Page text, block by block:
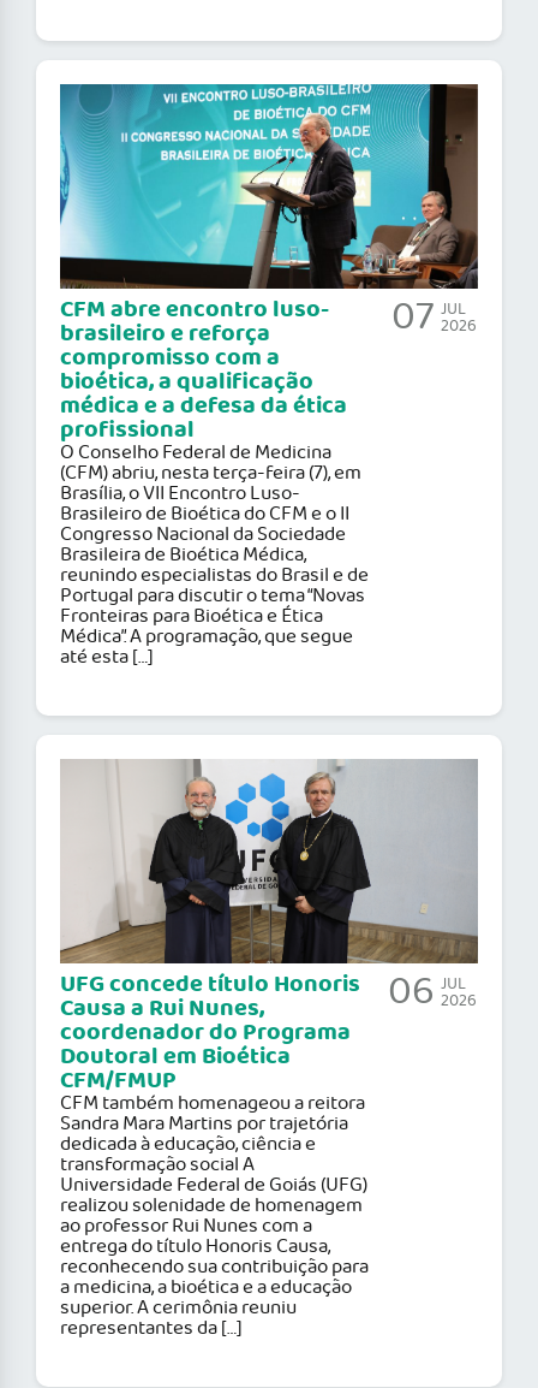
CFM abre encontro luso-
brasileiro e reforça
compromisso com a
bioética, a qualificação
médica e a defesa da ética
profissional
O Conselho Federal de Medicina
(CFM) abriu, nesta terça-feira (7), em
Brasília, o VII Encontro Luso-
Brasileiro de Bioética do CFM e o II
Congresso Nacional da Sociedade
Brasileira de Bioética Médica,
reunindo especialistas do Brasil e de
Portugal para discutir o tema “Novas
Fronteiras para Bioética e Ética
Médica”. A programação, que segue
até esta […]
07 JUL
2026
UFG concede título Honoris
Causa a Rui Nunes,
coordenador do Programa
Doutoral em Bioética
CFM/FMUP
CFM também homenageou a reitora
Sandra Mara Martins por trajetória
dedicada à educação, ciência e
transformação social A
Universidade Federal de Goiás (UFG)
realizou solenidade de homenagem
ao professor Rui Nunes com a
entrega do título Honoris Causa,
reconhecendo sua contribuição para
a medicina, a bioética e a educação
superior. A cerimônia reuniu
representantes da […]
06 JUL
2026